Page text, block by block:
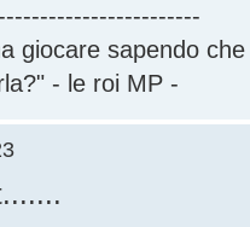
giocare sapendo
- le roi MP -